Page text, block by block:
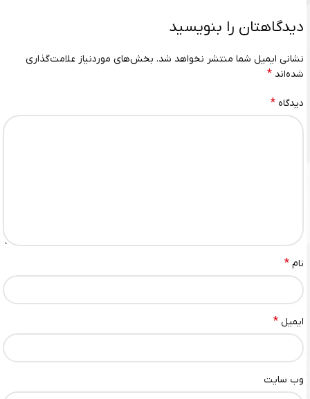
دیدگاهتان را بنویسید
نشانی ایمیل شما منتشر نخواهد شد. بخش‌های موردنیاز علامت‌گذاری
شده‌اند *
دیدگاه *
نام *
ایمیل *
وب‌ سایت